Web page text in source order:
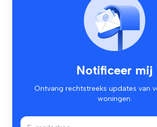
Notificeer mij
Ontvang rechtstreeks updates van
woningen.